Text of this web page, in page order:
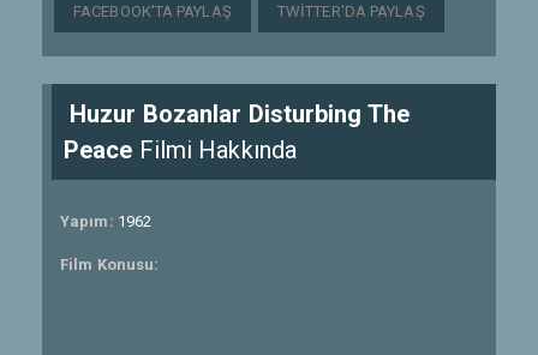
FACEBOOK'TA PAYLAŞ TWITTER'DA PAYLAŞ
Huzur Bozanlar Disturbing The
Peace Filmi Hakkında
Yapım: 1962
Film Konusu: